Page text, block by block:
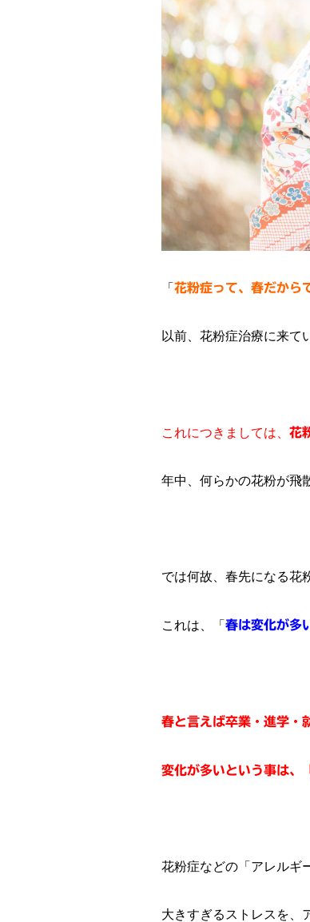
「 花粉症って、春だから
以前、花粉症治療に来て
これにつきましては、 花
年中、何らかの花粉が飛
では何故、春先になる花
これは、「 春は変化が多
春と言えば卒業・進学・
変化が多いという事は、
花粉症などの「アレルギ
大きすぎるストレスを、